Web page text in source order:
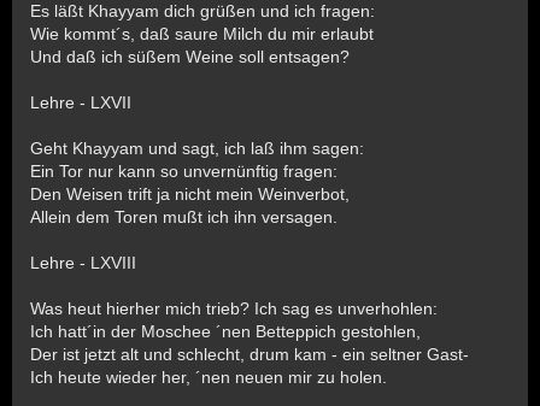
Es läßt Khayyam dich grüßen und ich fragen:
Wie kommt´s, daß saure Milch du mir erlaubt
Und daß ich süßem Weine soll entsagen?
Lehre - LXVII
Geht Khayyam und sagt, ich laß ihm sagen:
Ein Tor nur kann so unvernünftig fragen:
Den Weisen trift ja nicht mein Weinverbot,
Allein dem Toren mußt ich ihn versagen.
Lehre - LXVIII
Was heut hierher mich trieb? Ich sag es unverhohlen:
Ich hatt´in der Moschee ´nen Betteppich gestohlen,
Der ist jetzt alt und schlecht, drum kam - ein seltner Gast-
Ich heute wieder her, ´nen neuen mir zu holen.